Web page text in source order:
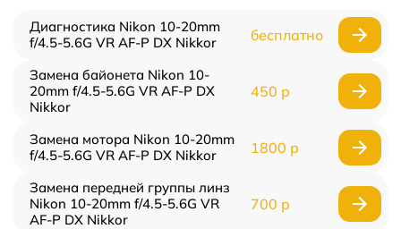
Диагностика Nikon 10-20mm
f/4.5-5.6G VR AF-P DX Nikkor
бесплатно
Замена байонета Nikon 10-
20mm f/4.5-5.6G VR AF-P DX
Nikkor
450 р
Замена мотора Nikon 10-20mm
f/4.5-5.6G VR AF-P DX Nikkor
1800 р
Замена передней группы линз
Nikon 10-20mm f/4.5-5.6G VR
AF-P DX Nikkor
700 р